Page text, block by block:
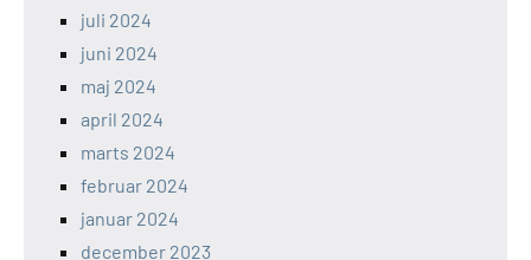
juli 2024
juni 2024
maj 2024
april 2024
marts 2024
februar 2024
januar 2024
december 2023